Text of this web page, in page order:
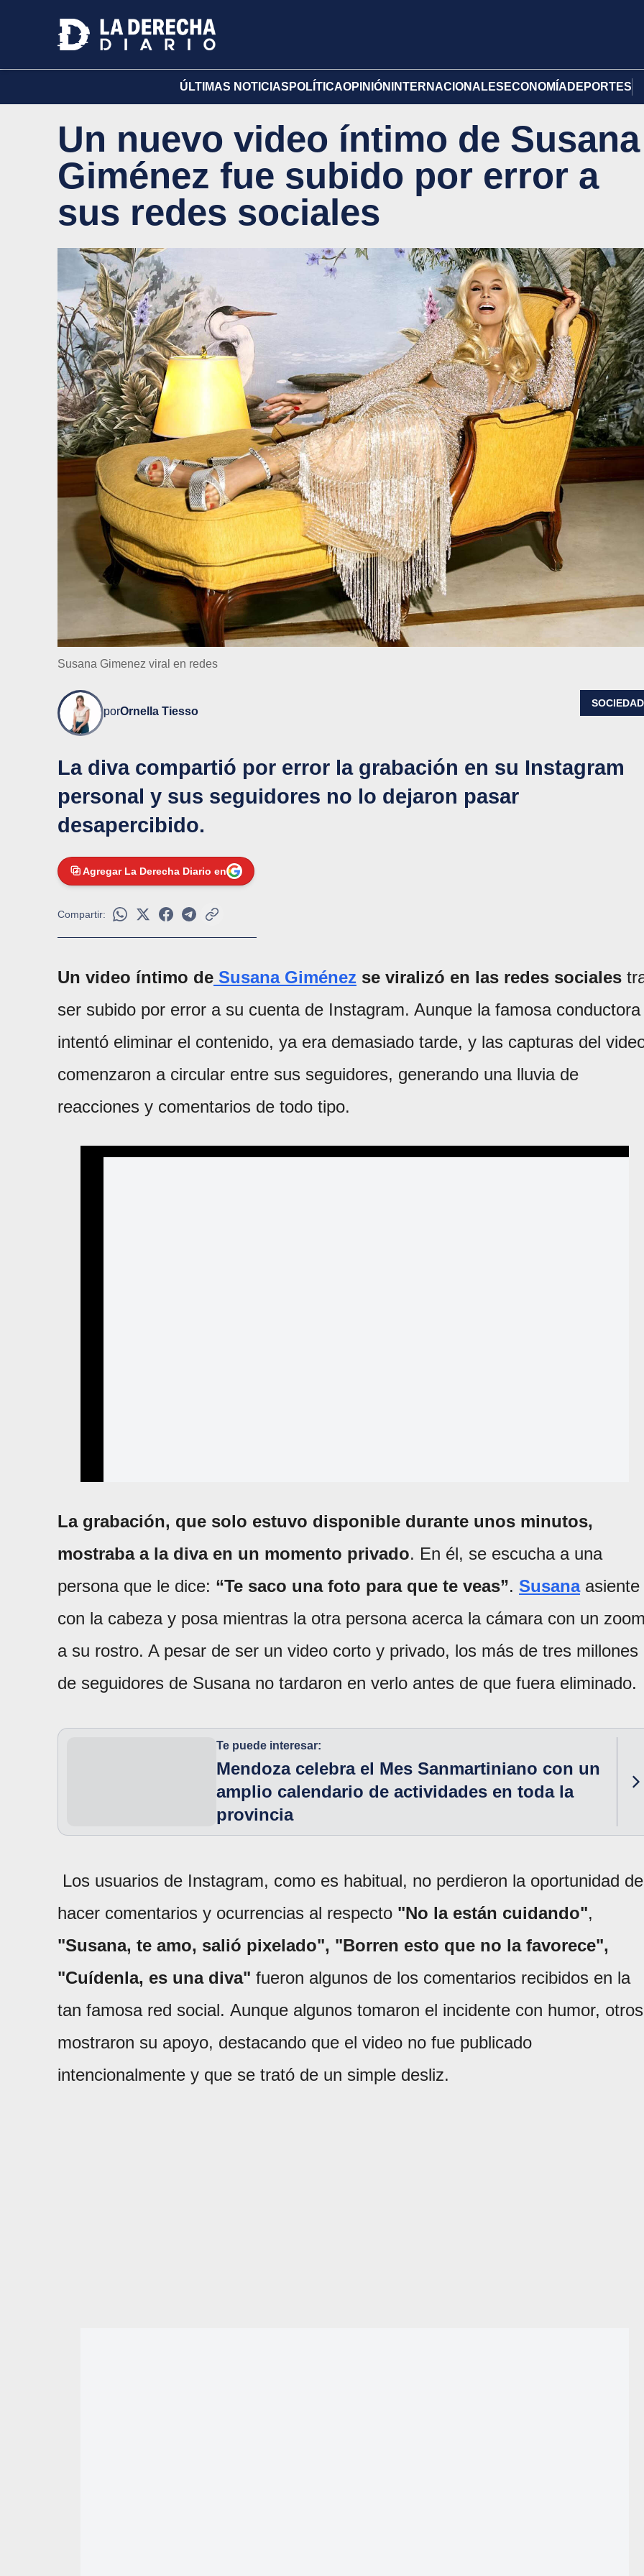
ÚLTIMAS NOTICIAS POLÍTICAOPINIÓN INTERNACIONALES ECONOMÍA DEPORTES
Un nuevo video íntimo de Susana
Giménez fue subido por error a
sus redes sociales
Susana Gimenez viral en redes
porOrnella Tiesso
SOCIEDAD
La diva compartió por error la grabación en su Instagram
personal y sus seguidores no lo dejaron pasar
desapercibido.
Agregar La Derecha Diario en
Compartir:
Un video íntimo de Susana Giménez se viralizó en las redes sociales
ser subido por error a su cuenta de Instagram. Aunque la famosa conductora
intentó eliminar el contenido, ya era demasiado tarde, y las capturas del
comenzaron a circular entre sus seguidores, generando una lluvia de
reacciones y comentarios de todo tipo.
La grabación, que solo estuvo disponible durante unos minutos,
mostraba a la diva en un momento privado. En él, se escucha a una
persona que le dice: “Te saco una foto para que te veas”. Susanaasiente
con la cabeza y posa mientras la otra persona acerca la cámara con un
a su rostro. A pesar de ser un video corto y privado, los más de tres millones
de seguidores de Susana no tardaron en verlo antes de que fuera eliminado.
Te puede interesar:
Mendoza celebra el Mes Sanmartiniano con un
amplio calendario de actividades en toda la
provincia
Los usuarios de Instagram, como es habitual, no perdieron la oportunidad de
hacer comentarios y ocurrencias al respecto "No la están cuidando",
"Susana, te amo, salió pixelado", "Borren esto que no la favorece",
"Cuídenla, es una diva" fueron algunos de los comentarios recibidos en la
tan famosa red social. Aunque algunos tomaron el incidente con humor, otros
mostraron su apoyo, destacando que el video no fue publicado
intencionalmente y que se trató de un simple desliz.